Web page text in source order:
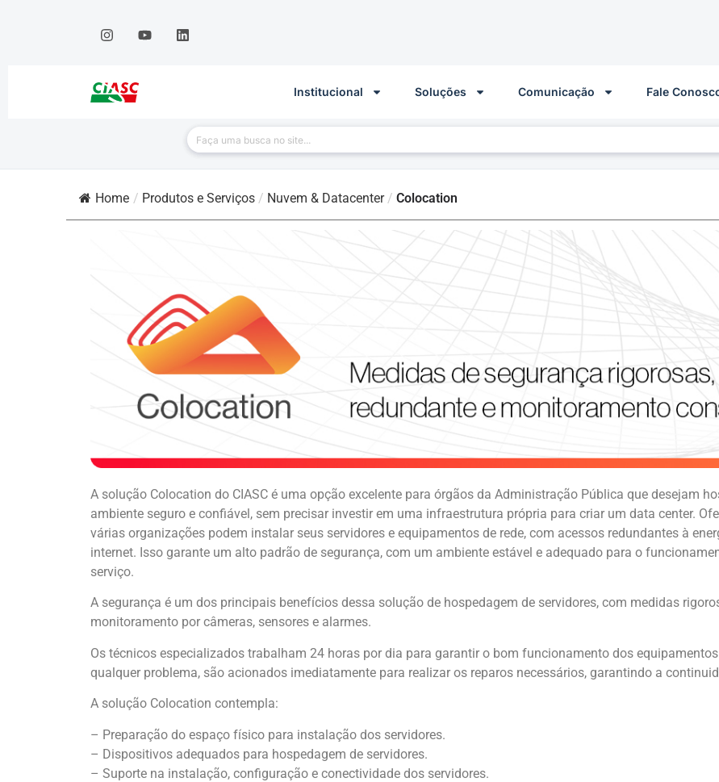
Institucional Soluções Comunicação Fale
Home / Produtos e Serviços / Nuvem & Datacenter / Colocation
A solução Colocation do CIASC é uma opção excelente para órgãos da Administração Pública que desejam
ambiente seguro e confiável, sem precisar investir em uma infraestrutura própria para criar um data center.
várias organizações podem instalar seus servidores e equipamentos de rede, com acessos redundantes à
internet. Isso garante um alto padrão de segurança, com um ambiente estável e adequado para o
serviço.
A segurança é um dos principais benefícios dessa solução de hospedagem de servidores, com medidas
monitoramento por câmeras, sensores e alarmes.
Os técnicos especializados trabalham 24 horas por dia para garantir o bom funcionamento dos
qualquer problema, são acionados imediatamente para realizar os reparos necessários, garantindo a
A solução Colocation contempla:
– Preparação do espaço físico para instalação dos servidores.
– Dispositivos adequados para hospedagem de servidores.
– Suporte na instalação, configuração e conectividade dos servidores.